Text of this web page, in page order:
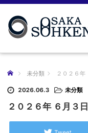
ホーム 未分類 ２０２６年
2026.06.3 未分類
２０２６年 ６月３